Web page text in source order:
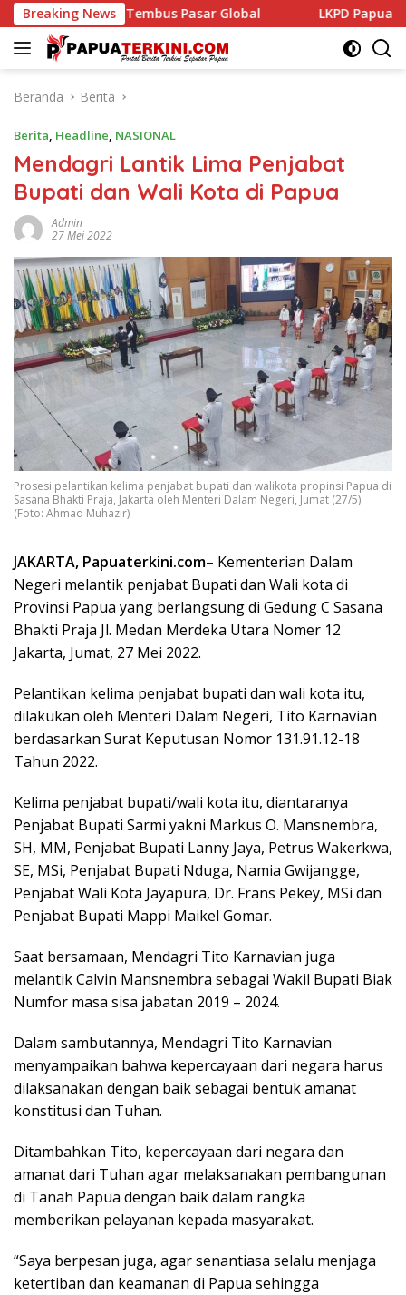
Langsung
ke
konten
Breaking News
Global LKPD Papua Pegunungan 2025 Disetujui
Beranda Berita
Berita, Headline, NASIONAL
Mendagri Lantik Lima Penjabat
Bupati dan Wali Kota di Papua
Admin
27 Mei 2022
Prosesi pelantikan kelima penjabat bupati dan walikota propinsi Papua di
Sasana Bhakti Praja, Jakarta oleh Menteri Dalam Negeri, Jumat (27/5).
(Foto: Ahmad Muhazir)
JAKARTA, Papuaterkini.com– Kementerian Dalam
Negeri melantik penjabat Bupati dan Wali kota di
Provinsi Papua yang berlangsung di Gedung C Sasana
Bhakti Praja Jl. Medan Merdeka Utara Nomer 12
Jakarta, Jumat, 27 Mei 2022.
Pelantikan kelima penjabat bupati dan wali kota itu,
dilakukan oleh Menteri Dalam Negeri, Tito Karnavian
berdasarkan Surat Keputusan Nomor 131.91.12-18
Tahun 2022.
Kelima penjabat bupati/wali kota itu, diantaranya
Penjabat Bupati Sarmi yakni Markus O. Mansnembra,
SH, MM, Penjabat Bupati Lanny Jaya, Petrus Wakerkwa,
SE, MSi, Penjabat Bupati Nduga, Namia Gwijangge,
Penjabat Wali Kota Jayapura, Dr. Frans Pekey, MSi dan
Penjabat Bupati Mappi Maikel Gomar.
Saat bersamaan, Mendagri Tito Karnavian juga
melantik Calvin Mansnembra sebagai Wakil Bupati Biak
Numfor masa sisa jabatan 2019 – 2024.
Dalam sambutannya, Mendagri Tito Karnavian
menyampaikan bahwa kepercayaan dari negara harus
dilaksanakan dengan baik sebagai bentuk amanat
konstitusi dan Tuhan.
Ditambahkan Tito, kepercayaan dari negara dan
amanat dari Tuhan agar melaksanakan pembangunan
di Tanah Papua dengan baik dalam rangka
memberikan pelayanan kepada masyarakat.
“Saya berpesan juga, agar senantiasa selalu menjaga
ketertiban dan keamanan di Papua sehingga